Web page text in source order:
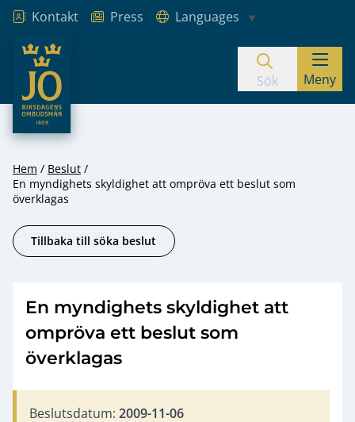
Hoppa till innehåll
Kontakt Press
Languages
JO – Riksdagens Ombudsmän
Sök Meny
Hem
Beslut
En myndighets skyldighet att ompröva ett beslut som
överklagas
Tillbaka till söka beslut
En myndighets skyldighet att
ompröva ett beslut som
överklagas
Beslutsdatum: 2009-11-06